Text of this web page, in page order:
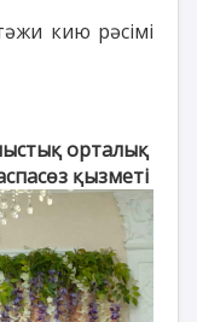
кию рәсімі
орталық
қызметі